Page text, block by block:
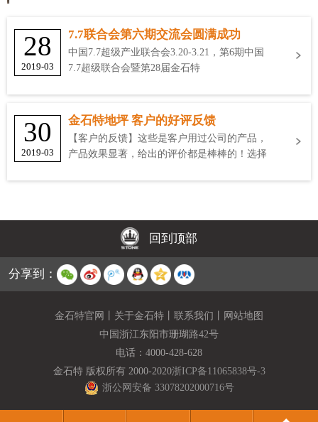
28
2019-03
7.7联合会第六期交流会圆满成功
中国7.7超级产业联合会3.20-3.21，第6期中国
7.7超级联合会暨第28届金石特
30
2019-03
金石特地坪 客户的好评反馈
【客户的反馈】这些是客户用过公司的产品，
产品效果显著，给出的评价都是棒棒的！选择
回到顶部
分享到：
金石特官网 关于金石特 联系我们
网站地图
中国浙江东阳市珊瑚路42号
电话： 4000-428-628
金石特 版权所有 2000-2020浙ICP备11065838号-3
浙公网安备 33078202000716号